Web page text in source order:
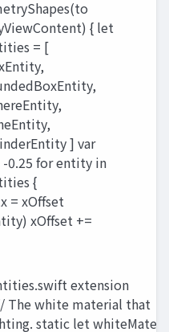
{ let
= [
] var
0.25 for entity in
{
= xOffset
xOffset +=
extension
The white material that
static let